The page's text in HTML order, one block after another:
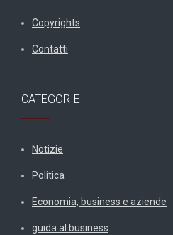
Copyrights
Contatti
CATEGORIE
Notizie
Politica
Economia, business e aziende
guida al business